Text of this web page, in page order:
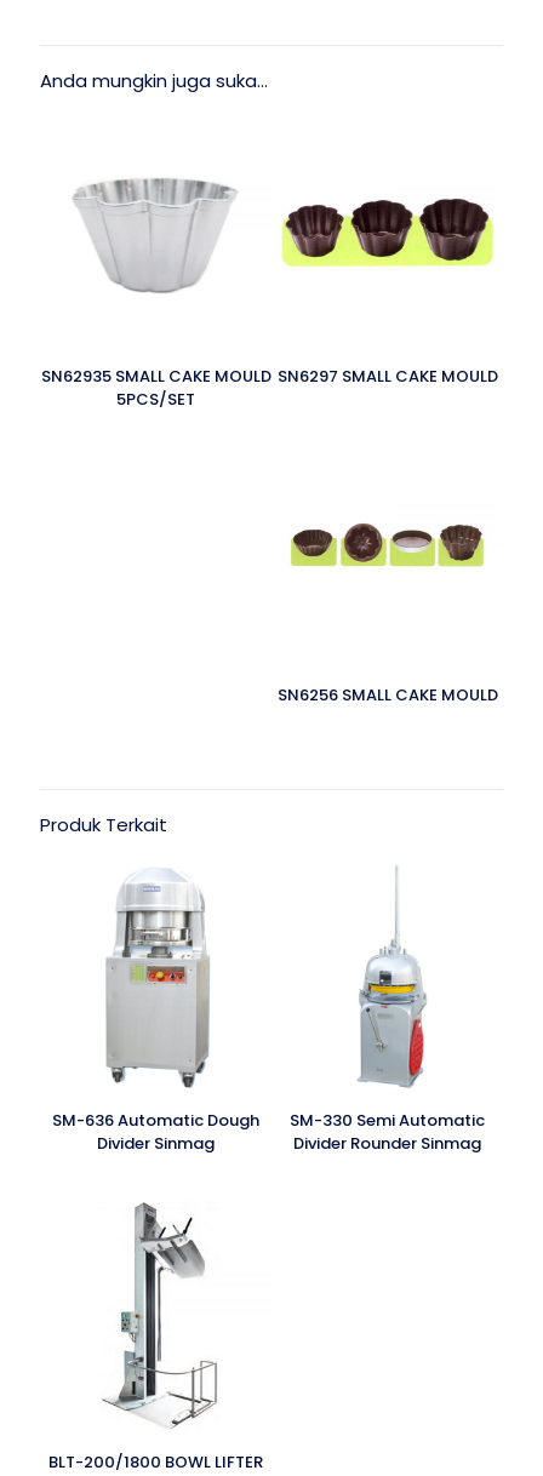
Anda mungkin juga suka…
SN62935 SMALL CAKE MOULD
5PCS/SET
SN6297 SMALL CAKE MOULD
SN6256 SMALL CAKE MOULD
Produk Terkait
SM-636 Automatic Dough
Divider Sinmag
SM-330 Semi Automatic
Divider Rounder Sinmag
BLT-200/1800 BOWL LIFTER